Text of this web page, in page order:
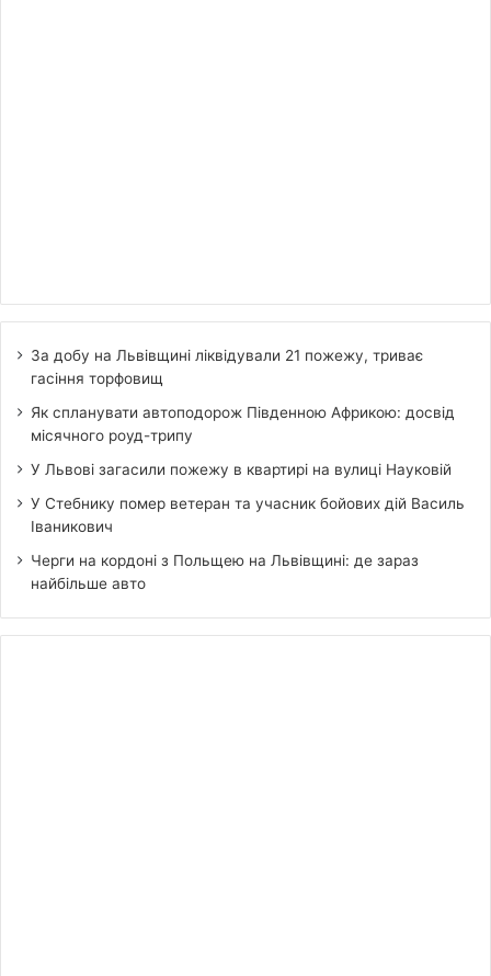
За добу на Львівщині ліквідували 21 пожежу, триває
гасіння торфовищ
Як спланувати автоподорож Південною Африкою: досвід
місячного роуд-трипу
У Львові загасили пожежу в квартирі на вулиці Науковій
У Стебнику помер ветеран та учасник бойових дій Василь
Іваникович
Черги на кордоні з Польщею на Львівщині: де зараз
найбільше авто